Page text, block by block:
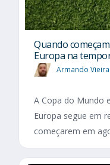
Quando
Europa na
Armando Vieira
A Copa do Mundo
Europa segue em
começarem em